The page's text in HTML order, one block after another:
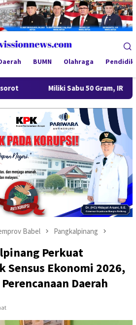
BUMN Olahraga
Miliki Sabu 50 Gram, IRT di
Babel Pangkalpinang
Perkuat
Sensus Ekonomi 2026,
Daerah